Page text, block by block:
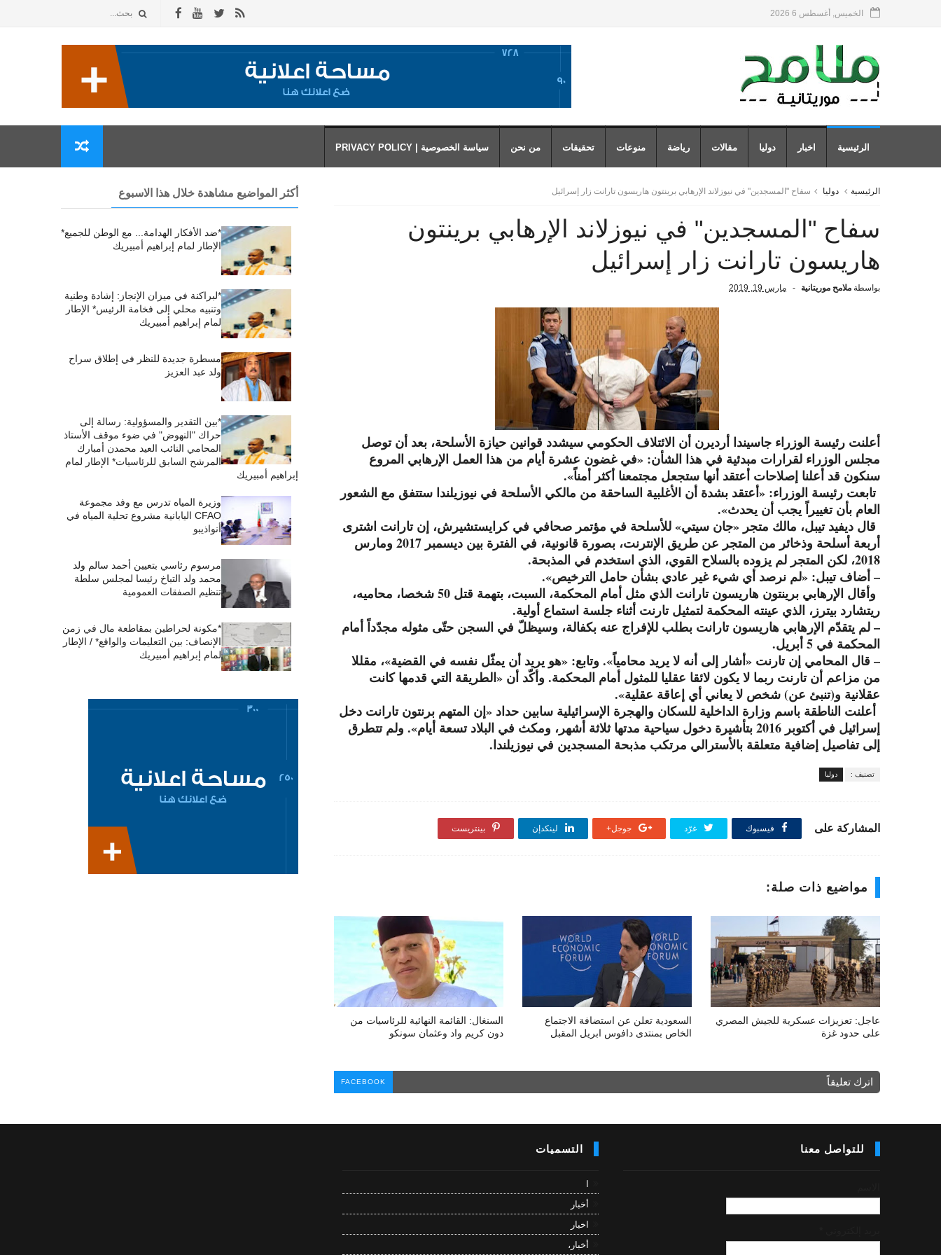
الخميس, أغسطس 6 2026
الرئيسية اخبار دوليا مقالات رياضة منوعات تحقيقات من نحن سياسة الخصوصية | PRIVACY POLICY
الرئيسية دوليا سفاح "المسجدين" في نيوزلاند الإرهابي برينتون هاريسون تارانت زار إسرائيل
سفاح "المسجدين" في نيوزلاند الإرهابي برينتون
هاريسون تارانت زار إسرائيل
بواسطة ملامح موريتانية مارس 19, 2019
أعلنت رئيسة الوزراء جاسيندا أرديرن أن الائتلاف الحكومي سيشدد قوانين حيازة الأسلحة، بعد أن توصل
مجلس الوزراء لقرارات مبدئية في هذا الشأن: «في غضون عشرة أيام من هذا العمل الإرهابي المروع
سنكون قد أعلنا إصلاحات أعتقد أنها ستجعل مجتمعنا أكثر أمناً».
تابعت رئيسة الوزراء: «أعتقد بشدة أن الأغلبية الساحقة من مالكي الأسلحة في نيوزيلندا ستتفق مع الشعور
العام بأن تغييراً يجب أن يحدث».
قال ديفيد تيبل، مالك متجر «جان سيتي» للأسلحة في مؤتمر صحافي في كرايستشيرش، إن تارانت اشترى
أربعة أسلحة وذخائر من المتجر عن طريق الإنترنت، بصورة قانونية، في الفترة بين ديسمبر 2017 ومارس
2018، لكن المتجر لم يزوده بالسلاح القوي، الذي استخدم في المذبحة.
– أضاف تيبل: «لم نرصد أي شيء غير عادي بشأن حامل الترخيص».
وأقال الإرهابي برينتون هاريسون تارانت الذي مثل أمام المحكمة، السبت، بتهمة قتل 50 شخصا، محاميه،
ريتشارد بيترز، الذي عينته المحكمة لتمثيل تارنت أثناء جلسة استماع أولية.
– لم يتقدّم الإرهابي هاريسون تارانت بطلب للإفراج عنه بكفالة، وسيظلّ في السجن حتّى مثوله مجدّداً أمام
المحكمة في 5 أبريل.
– قال المحامي إن تارنت «أشار إلى أنه لا يريد محامياً». وتابع: «هو يريد أن يمثّل نفسه في القضية»، مقللا
من مزاعم أن تارنت ربما لا يكون لائقا عقليا للمثول أمام المحكمة. وأكّد أن «الطريقة التي قدمها كانت
عقلانية و(تنبئ عن) شخص لا يعاني أي إعاقة عقلية».
أعلنت الناطقة باسم وزارة الداخلية للسكان والهجرة الإسرائيلية سابين حداد «إن المتهم برنتون تارانت دخل
إسرائيل في أكتوبر 2016 بتأشيرة دخول سياحية مدتها ثلاثة أشهر، ومكث في البلاد تسعة أيام». ولم تتطرق
إلى تفاصيل إضافية متعلقة بالأسترالي مرتكب مذبحة المسجدين في نيوزيلندا.
تصنيف : دوليا
المشاركة على فيسبوك غرّد جوجل+ لينكدإن بينتريست
مواضيع ذات صلة:
عاجل: تعزيزات عسكرية للجيش المصري
على حدود غزة
السعودية تعلن عن استضافة الاجتماع
الخاص بمنتدى دافوس ابريل المقبل
السنغال: القائمة النهائية للرئاسيات من
دون كريم واد وعثمان سونكو
اترك تعليقاً FACEBOOK
أكثر المواضيع مشاهدة خلال هذا الاسبوع
*ضد الأفكار الهدامة... مع الوطن للجميع*
الإطار لمام إبراهيم أمبيريك
*لبراكنة في ميزان الإنجاز: إشادة وطنية
وتنبيه محلي إلى فخامة الرئيس* الإطار
لمام إبراهيم أمبيريك
مسطرة جديدة للنظر في إطلاق سراح
ولد عبد العزيز
*بين التقدير والمسؤولية: رسالة إلى
حراك "النهوض" في ضوء موقف الأستاذ
المحامي النائب العيد محمدن أمبارك
المرشح السابق للرئاسيات* الإطار لمام
إبراهيم أمبيريك
وزيرة المياه تدرس مع وفد مجموعة
CFAO اليابانية مشروع تحلية المياه في
أنواذيبو
مرسوم رئاسي بتعيين أحمد سالم ولد
محمد ولد التباخ رئيسا لمجلس سلطة
تنظيم الصفقات العمومية
*مكونة لحراطين بمقاطعة مال في زمن
الإنصاف: بين التعليمات والواقع* / الإطار
لمام إبراهيم أمبيريك
للتواصل معنا التسميات
أخبار
اخبار
أخبار،